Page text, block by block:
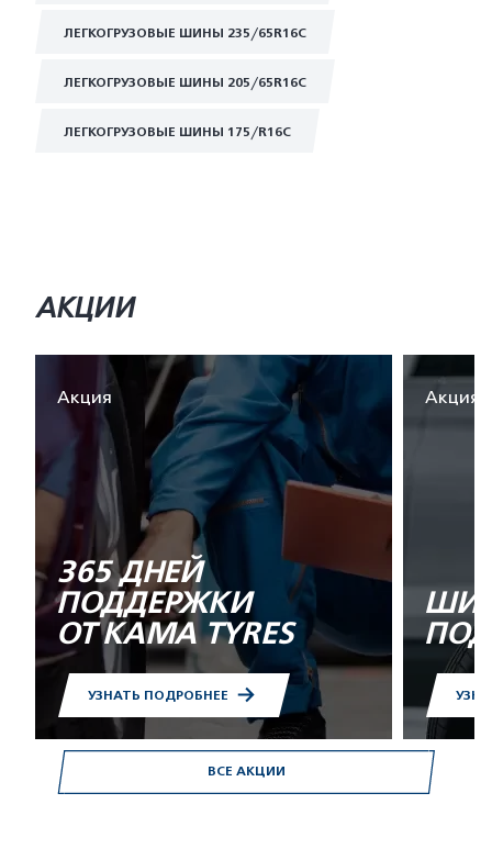
ЛЕГКОГРУЗОВЫЕ ШИНЫ 235/65R16C
ЛЕГКОГРУЗОВЫЕ ШИНЫ 205/65R16C
ЛЕГКОГРУЗОВЫЕ ШИНЫ 175/R16C
ВСЕ АКЦИИ
АКЦИИ
Акция
365 ДНЕЙ
ПОДДЕРЖКИ
ОТ KAMA TYRES
УЗНАТЬ ПОДРОБНЕЕ
Акция